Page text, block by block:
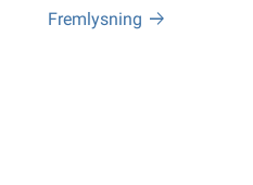
Fremlysning